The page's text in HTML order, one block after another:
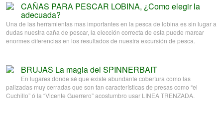
CAÑAS PARA PESCAR LOBINA, ¿Como elegir la
adecuada?
Una de las herramientas mas importantes en la pesca de lobina es sin lugar a
dudas nuestra caña de pescar, la elección correcta de esta puede marcar
enormes diferencias en los resultados de nuestra excursión de pesca.
BRUJAS La magia del SPINNERBAIT
En lugares donde sé que existe abundante cobertura como las
palizadas muy cerradas que son tan características de presas como “el
Cuchillo” ó la “Vicente Guerrero” acostumbro usar LINEA TRENZADA.